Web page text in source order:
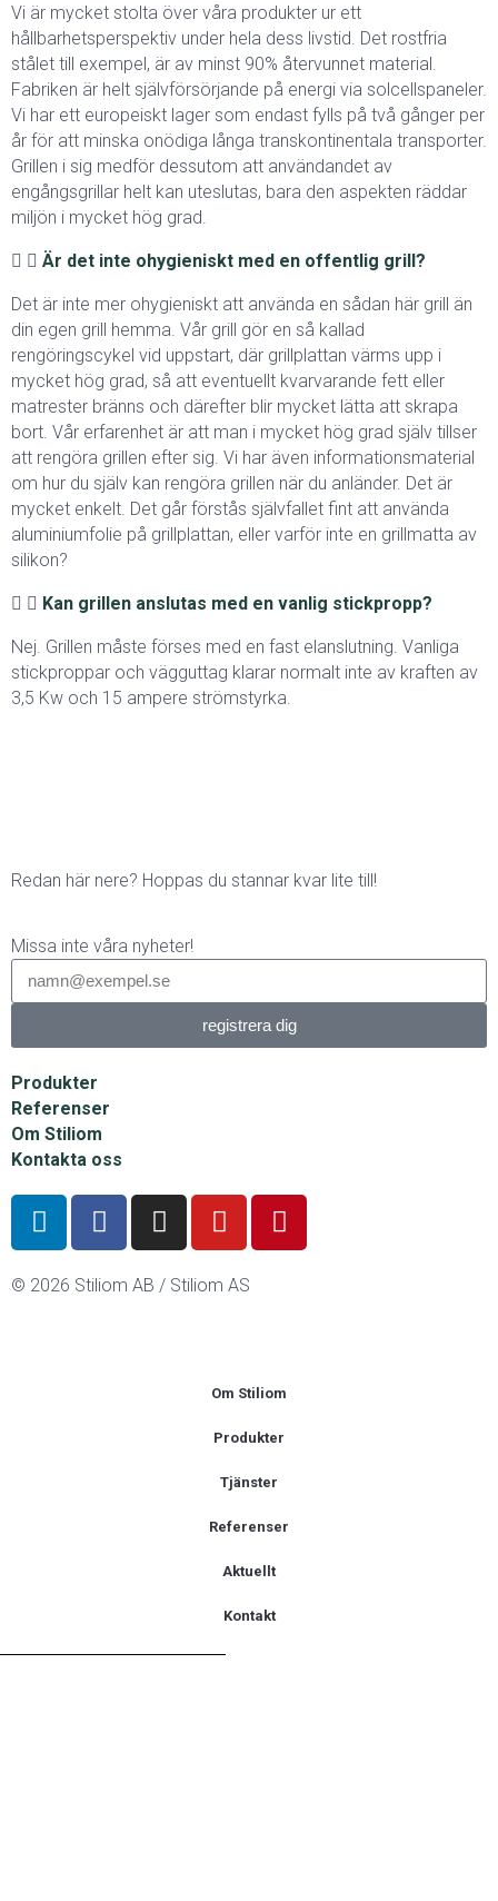
Vi är mycket stolta över våra produkter ur ett
hållbarhetsperspektiv under hela dess livstid. Det rostfria
stålet till exempel, är av minst 90% återvunnet material.
Fabriken är helt självförsörjande på energi via solcellspaneler.
Vi har ett europeiskt lager som endast fylls på två gånger per
år för att minska onödiga långa transkontinentala transporter.
Grillen i sig medför dessutom att användandet av
engångsgrillar helt kan uteslutas, bara den aspekten räddar
miljön i mycket hög grad.
Är det inte ohygieniskt med en offentlig grill?
Det är inte mer ohygieniskt att använda en sådan här grill än
din egen grill hemma. Vår grill gör en så kallad
rengöringscykel vid uppstart, där grillplattan värms upp i
mycket hög grad, så att eventuellt kvarvarande fett eller
matrester bränns och därefter blir mycket lätta att skrapa
bort. Vår erfarenhet är att man i mycket hög grad själv tillser
att rengöra grillen efter sig. Vi har även informationsmaterial
om hur du själv kan rengöra grillen när du anländer. Det är
mycket enkelt. Det går förstås självfallet fint att använda
aluminiumfolie på grillplattan, eller varför inte en grillmatta av
silikon?
Kan grillen anslutas med en vanlig stickpropp?
Nej. Grillen måste förses med en fast elanslutning. Vanliga
stickproppar och vägguttag klarar normalt inte av kraften av
3,5 Kw och 15 ampere strömstyrka.
Redan här nere? Hoppas du stannar kvar lite till!
Missa inte våra nyheter!
registrera dig
Produkter
Referenser
Om Stiliom
Kontakta oss
© 2026 Stiliom AB / Stiliom AS
Om Stiliom
Produkter
Tjänster
Referenser
Aktuellt
Kontakt